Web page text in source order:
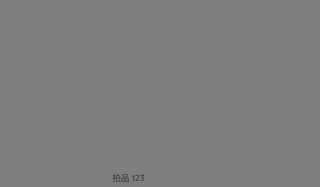
拍品 123